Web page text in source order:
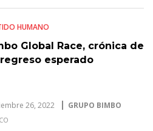
HUMANO
Global Race, crónica de
esperado
26, 2022 GRUPO BIMBO